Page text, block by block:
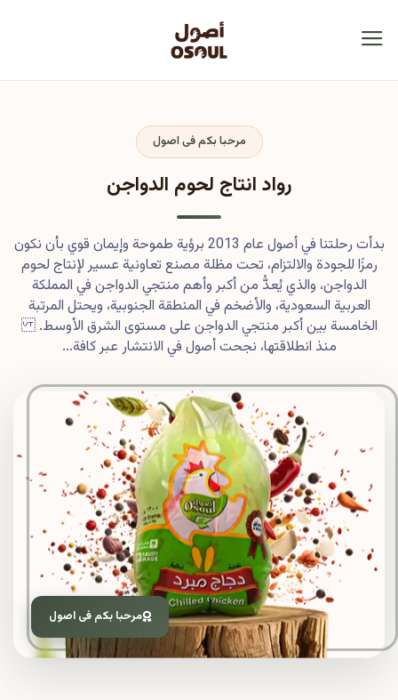
مرحبا بكم فى اصول
مرحبا بكم فى اصول
رواد انتاج لحوم الدواجن
بدأت رحلتنا في أصول عام 2013 برؤية طموحة وإيمان قوي بأن نكون
رمزًا للجودة والالتزام، تحت مظلة مصنع تعاونية عسير لإنتاج لحوم
الدواجن، والذي يُعدُّ من أكبر وأهم منتجي الدواجن في المملكة
العربية السعودية، والأضخم في المنطقة الجنوبية، ويحتل المرتبة
الخامسة بين أكبر منتجي الدواجن على مستوى الشرق الأوسط.
منذ انطلاقتها، نجحت أصول في الانتشار عبر كافة...